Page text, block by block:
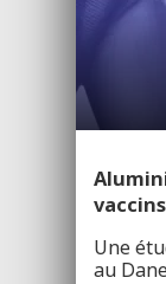
Une
au